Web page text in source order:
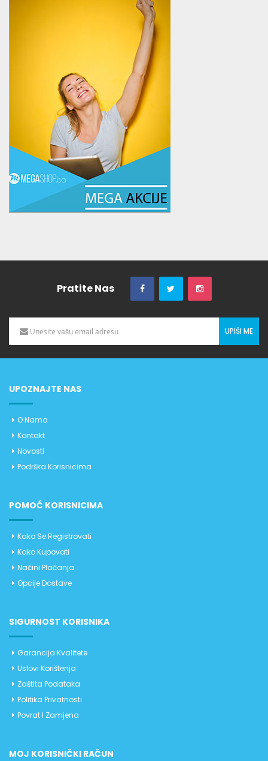
Pratite Nas
UPIŠI ME
UPOZNAJTE NAS
O Nama
Kontakt
Novosti
Podrška Korisnicima
POMOĆ KORISNICIMA
Kako Se Registrovati
Kako Kupovati
Načini Plaćanja
Opcije Dostave
SIGURNOST KORISNIKA
Garancija Kvalitete
Uslovi Korištenja
Zaštita Podataka
Politika Privatnosti
Povrat I Zamjena
MOJ KORISNIČKI RAČUN